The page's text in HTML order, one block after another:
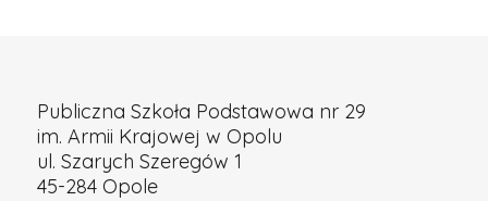
Publiczna Szkoła Podstawowa nr 29
im. Armii Krajowej w Opolu
ul. Szarych Szeregów 1
45-284 Opole